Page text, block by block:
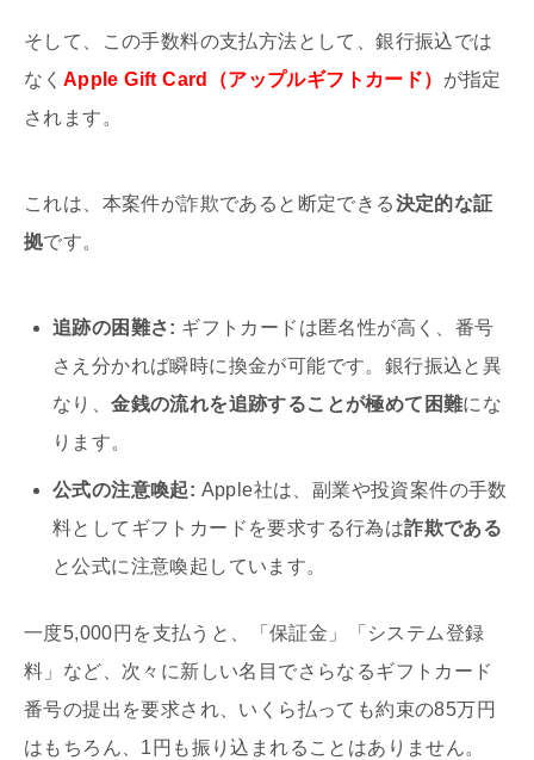
そして、この手数料の支払方法として、銀行振込では
なく Apple Gift Card（アップルギフトカード） が指定
されます。
これは、本案件が詐欺であると断定できる決定的な証
拠です。
追跡の困難さ: ギフトカードは匿名性が高く、番号
さえ分かれば瞬時に換金が可能です。銀行振込と異
なり、金銭の流れを追跡することが極めて困難にな
ります。
公式の注意喚起: Apple社は、副業や投資案件の手数
料としてギフトカードを要求する行為は詐欺である
と公式に注意喚起しています。
一度5,000円を支払うと、「保証金」「システム登録
料」など、次々に新しい名目でさらなるギフトカード
番号の提出を要求され、いくら払っても約束の85万円
はもちろん、1円も振り込まれることはありません。